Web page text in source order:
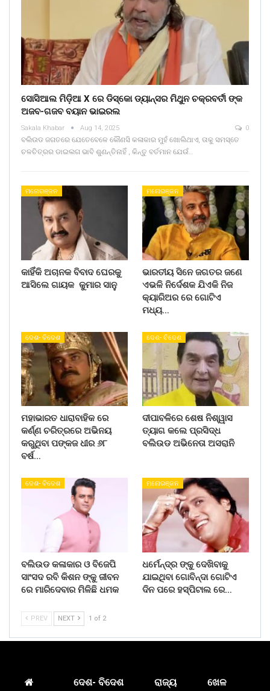
ସୋସିଆଲ ମିଡ଼ିଆ X ରେ ଡିସ୍କୋ ଡ୍ୟାନ୍ସର ମିଥୁନ ଚକ୍ରବର୍ତୀ ଙ୍କ
ଅଜବ-ଗଜବ ବୟାନ ଭାଇରଲ
Sakala Khabar Aug 14, 2025 0
ବଲିଉଡ ଜଗତରେ ଯେତେବେଳେ କୌଣସି କଳାକାର ମୁହଁ ଖୋଲିଥାଏ, ତାକୁ ସମସ୍ତେ
ଚଳଚିତ୍ରର ଡାଇଲଗ ଭାବି ଶୁଣନ୍ତିନାହିଁ , କିନ୍ତୁ ବର୍ତମାନ ଯେଉଁ…
ମନୋରଞ୍ଜନ
କାହିଁକି ଅଚାନକ ବିବାଦ ଘେରକୁ
ଆସିଲେ ଗାୟକ କୁମାର ସାନୁ
ମନୋରଞ୍ଜନ
ଭାରତୀୟ ସିନେ ଜଗତର ଜଣେ
ଏଭଳି ନିର୍ଦେଶକ ଯିଏକି ନିଜ
କ୍ୟାରିଅର ରେ ଗୋଟିଏ
ମଧ୍ୟ…
ଦେଶ- ବିଦେଶ
ମହାଭାରତ ଧାରାବାହିକ ରେ
କର୍ଣ୍ଣ ଚରିତ୍ରରେ ଅଭିନୟ
କରୁଥିବା ପଙ୍କଜ ଧୀର ୬୮
ବର୍ଷ…
ଦେଶ- ବିଦେଶ
ଦୀପାବଳିରେ ଶେଷ ନିଶ୍ୱାସ
ତ୍ୟାଗ କଲେ ପ୍ରସିଦ୍ଧ
ବଲିଉଡ ଅଭିନେତା ଅସରାନି
ଦେଶ- ବିଦେଶ
ବଲିଉଡ କଳାକାର ଓ ବିଜେପି
ସାଂସଦ ରବି କିଶନ ଙ୍କୁ ଜୀବନ
ରେ ମାରିଦେବାର ମିଳିଛି ଧମକ
ମନୋରଞ୍ଜନ
ଧର୍ମେନ୍ଦ୍ର ଙ୍କୁ ଦେଖିବାକୁ
ଯାଇଥିବା ଗୋବିନ୍ଦା ଗୋଟିଏ
ଦିନ ପରେ ହସ୍ପିଟାଲ ରେ…
PREV NEXT 1 of 2
ଦେଶ- ବିଦେଶ ରାଜ୍ୟ ଖେଳ